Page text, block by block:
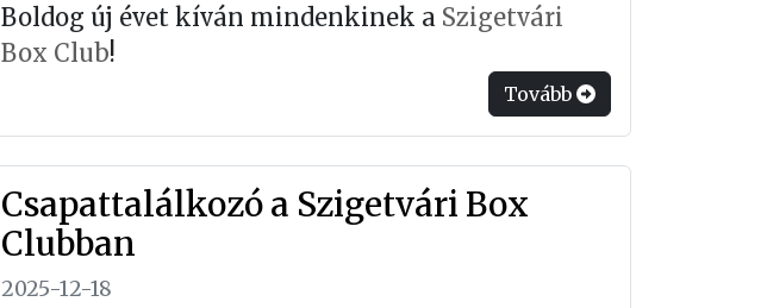
Boldog új évet kíván mindenkinek a Szigetvári
Box Club!
Tovább
Csapattalálkozó a Szigetvári Box
Clubban
2025-12-18